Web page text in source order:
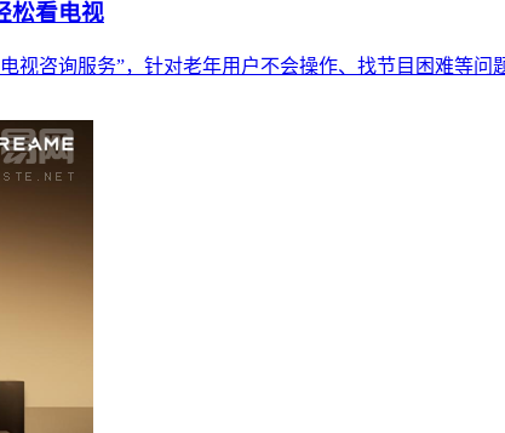
松看电视
视咨询服务”，针对老年用户不会操作、找节目困难等问